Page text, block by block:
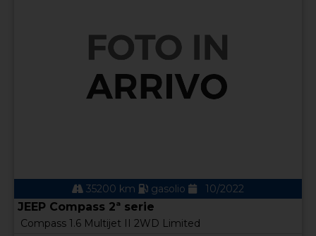
35200 km gasolio 10/2022
JEEP Compass 2ª serie
Compass 1.6 Multijet II 2WD Limited